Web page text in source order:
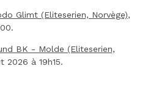
Glimt (Eliteserien, Norvège),
BK - Molde (Eliteserien,
2026 à 19h15.